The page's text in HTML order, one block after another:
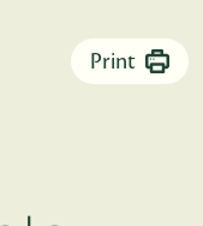
Print